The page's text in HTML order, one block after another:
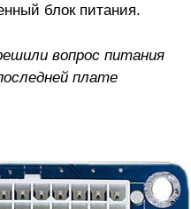
блок питания.
вопрос питания
плате